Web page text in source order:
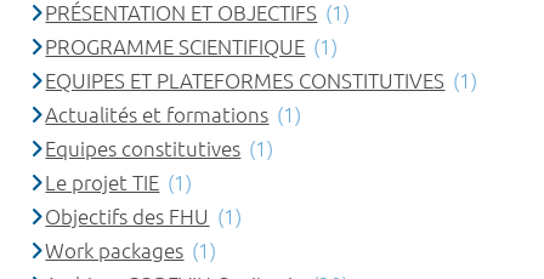
PRÉSENTATION ET OBJECTIFS (1)
PROGRAMME SCIENTIFIQUE (1)
EQUIPES ET PLATEFORMES CONSTITUTIVES (1)
Actualités et formations (1)
Equipes constitutives (1)
Le projet TIE (1)
Objectifs des FHU (1)
Work packages (1)